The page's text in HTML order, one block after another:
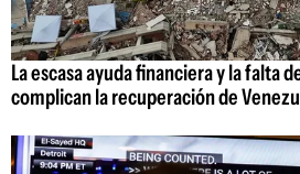
La escasa ayuda financiera y la falta
complican la recuperación de